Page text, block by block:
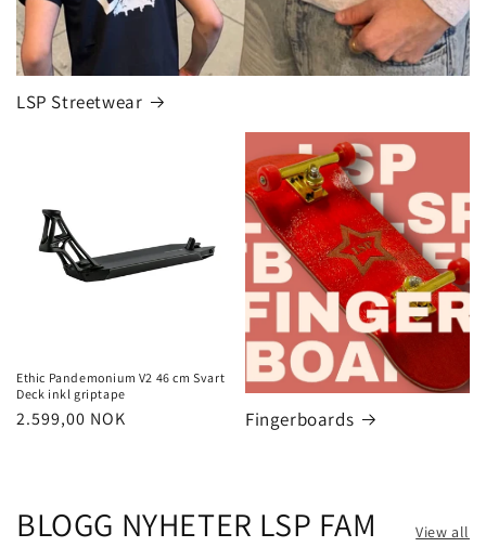
LSP Streetwear
Ethic Pandemonium V2 46 cm Svart
Deck inkl griptape
Regular
2.599,00 NOK Fingerboards
BLOGG NYHETER LSP FAM View all